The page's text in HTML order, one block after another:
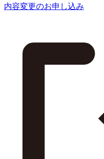
内容変更のお申し込み